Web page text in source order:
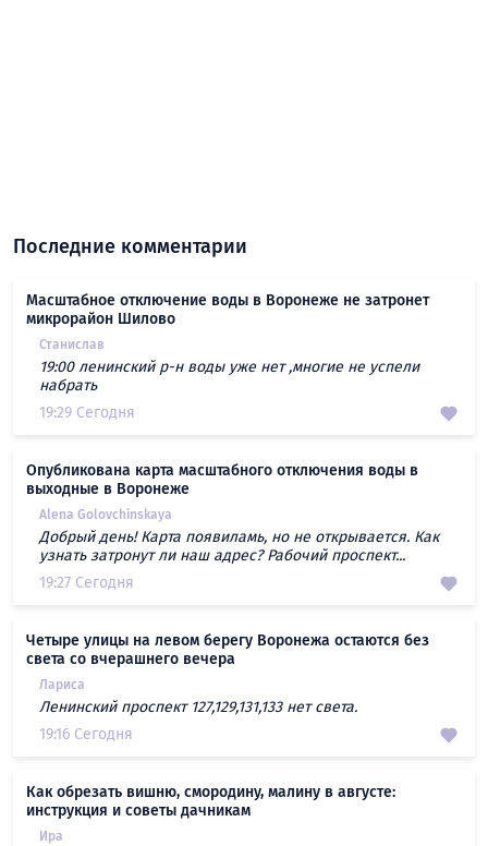
Последние комментарии
Масштабное отключение воды в Воронеже не затронет
микрорайон Шилово
Станислав
19:00 ленинский р-н воды уже нет ,многие не успели
набрать
19:29 Сегодня
Опубликована карта масштабного отключения воды в
выходные в Воронеже
Alena Golovchinskaya
Добрый день! Карта появиламь, но не открывается. Как
узнать затронут ли наш адрес? Рабочий проспект...
19:27 Сегодня
Четыре улицы на левом берегу Воронежа остаются без
света со вчерашнего вечера
Лариса
Ленинский проспект 127,129,131,133 нет света.
19:16 Сегодня
Как обрезать вишню, смородину, малину в августе:
инструкция и советы дачникам
Ира